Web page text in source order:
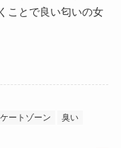
ことで良い匂いの女
ートゾーン 臭い